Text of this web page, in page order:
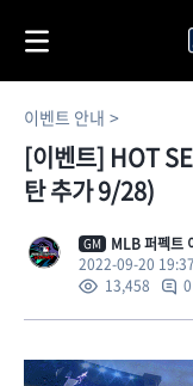
이벤트 안내
[이벤트] HOT
탄 추가 9/28)
GM
MLB 퍼펙트
2022-09-20 19:37
13,458
0